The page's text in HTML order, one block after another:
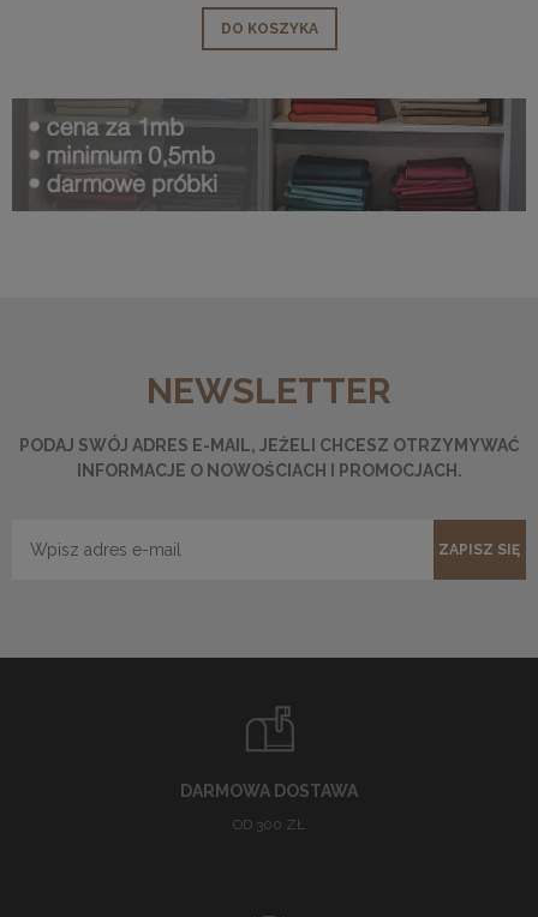
DO KOSZYKA
NEWSLETTER
PODAJ SWÓJ ADRES E-MAIL, JEŻELI CHCESZ OTRZYMYWAĆ
INFORMACJE O NOWOŚCIACH I PROMOCJACH.
ZAPISZ SIĘ
DARMOWA DOSTAWA
OD 300 ZŁ